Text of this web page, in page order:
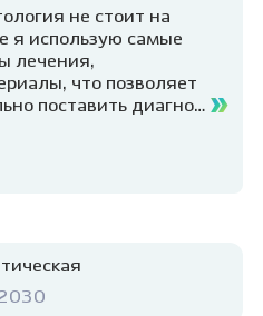
не стоит на
я использую самые
лечения,
что позволяет
поставить диагноз
и подростками, а
прохожу обучения,
для того, чтобы
Для меня очень
строится на